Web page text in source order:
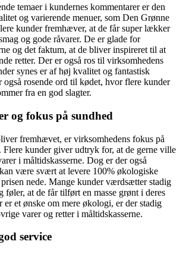
temaer i kundernes kommentarer er den
og varierende menuer, som Den Grønne
kunder fremhæver, at de får super lækker
og gode råvarer. De er glade for
og det faktum, at de bliver inspireret til at
retter. Der er også ros til virksomhedens
synes er af høj kvalitet og fantastisk
også rosende ord til kødet, hvor flere kunder
fra en god slagter.
og fokus på sundhed
fremhævet, er virksomhedens fokus på
Flere kunder giver udtryk for, at de gerne ville
i måltidskasserne. Dog er der også
være svært at levere 100% økologiske
nede. Mange kunder værdsætter stadig
føler, at de får tilført en masse grønt i deres
er et ønske om mere økologi, er der stadig
varer og retter i måltidskasserne.
service